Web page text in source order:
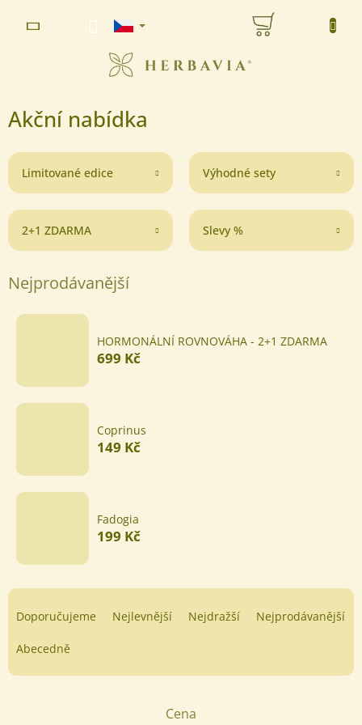
NÁKUPNÍ
Akční nabídka
Limitované edice Výhodné sety
2+1 ZDARMA Slevy %
Nejprodávanější
HORMONÁLNÍ ROVNOVÁHA - 2+1 ZDARMA
699 Kč
Coprinus
149 Kč
Fadogia
199 Kč
Ř
n
Doporučujeme Nejlevnější Nejdražší Nejprodávanější
Abecedně
Cena
www.herbavia.cz - Chat